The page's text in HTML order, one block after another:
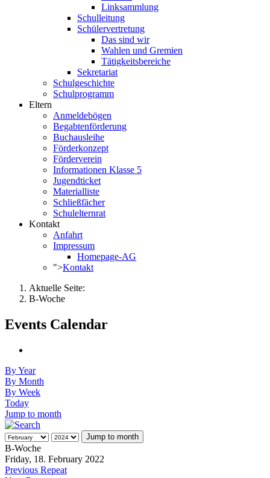
Linksammlung
Schulleitung
Schülervertretung
Das sind wir
Wahlen und Gremien
Tätigkeitsbereiche
Sekretariat
Schulgeschichte
Schulprogramm
Eltern
Anmeldebögen
Begabtenförderung
Buchausleihe
Förderkonzept
Förderverein
Informationen Klasse 5
Jugendticket
Materialliste
Schließfächer
Schulelternrat
Kontakt
Anfahrt
Impressum
Homepage-AG
">Kontakt
Aktuelle Seite:
B-Woche
Events Calendar
By Year
By Month
By Week
Today
Jump to month
Jump to month
B-Woche
Friday, 18. February 2022
Previous Repeat